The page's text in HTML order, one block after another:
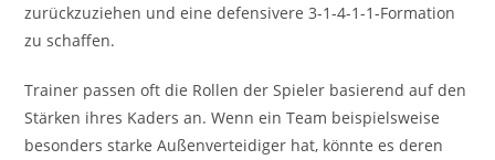
zurückzuziehen und eine defensivere 3-1-4-1-1-Formation
zu schaffen.
Trainer passen oft die Rollen der Spieler basierend auf den
Stärken ihres Kaders an. Wenn ein Team beispielsweise
besonders starke Außenverteidiger hat, könnte es deren